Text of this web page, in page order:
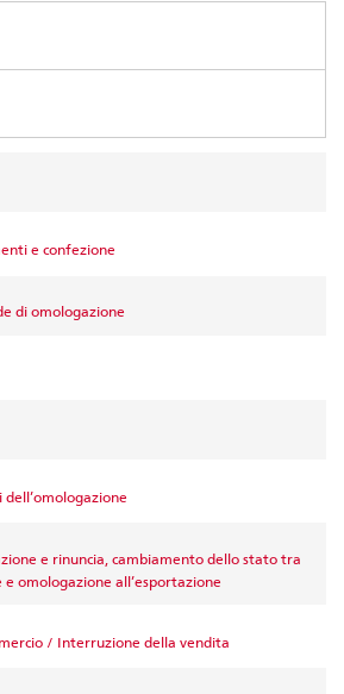
e confezione
di omologazione
e rinuncia, cambiamento dello stato tra
omologazione all’esportazione
/ Interruzione della vendita